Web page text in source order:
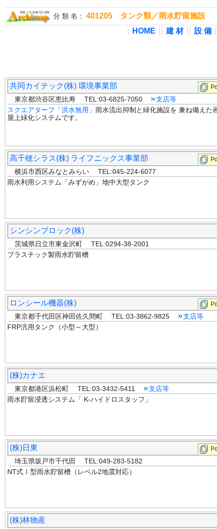
分 類 名： 401205 タンク類／雨水貯留施設
HOME
建 材 設 備
共同カイテック(株) 環境事業部
東京都渋谷区恵比寿 TEL:03-6825-7050
支店等
スクエアターフ「洪水無用」 雨水流出抑制と緑化施設を 兼ね備えた
屋上緑化システムです。
高千穂シラス(株) ライフニックス事業部
横浜市西区みなとみらい TEL:045-224-6077
雨水利用システム「みずがめ」地中大型タンク
シンシンブロック(株)
茨城県日立市東金沢町 TEL:0294-38-2001
プラスチック製雨水貯留槽
ロンシール機器(株)
東京都千代田区神田佐久間町 TEL:03-3862-9825
支店等
FRP汎用タンク（小型～大型）
(株)カナエ
東京都港区浜松町 TEL:03-3432-5411
支店等
雨水貯留浸透システム「 K-ハイドロスタッフ」
(株)日東
埼玉県坂戸市千代田 TEL:049-283-5182
NT式Ⅰ型雨水貯留槽（レベル2地震対応）
(株)林物産